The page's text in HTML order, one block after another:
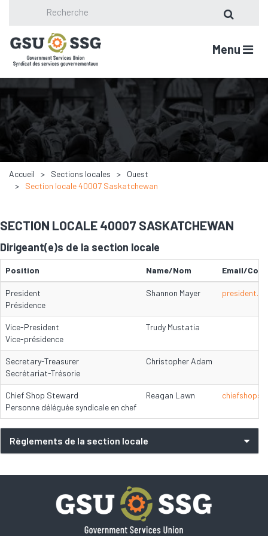
Menu
Accueil Sections locales
Ouest
Section locale 40007 Saskatchewan
SECTION LOCALE 40007 SASKATCHEWAN
Dirigeant(e)s de la section locale
Position Name/Nom Email/
President
Présidence
Shannon Mayer
Vice-President
Vice-présidence
Trudy Mustatia
Secretary-Treasurer
Secrétariat-Trésorie
Christopher Adam
Chief Shop Steward
Personne déléguée syndicale en chef
Reagan Lawn
Règlements de la section locale